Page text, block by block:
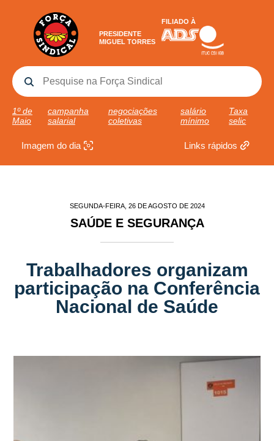
PRESIDENTE
MIGUEL TORRES
FILIADO À
1º de
Maio
campanha
salarial
negociações
coletivas
salário
mínimo
Taxa
selic
Imagem do dia Links rápidos
SEGUNDA-FEIRA, 26 DE AGOSTO DE 2024
SAÚDE E SEGURANÇA
Trabalhadores organizam
participação na Conferência
Nacional de Saúde